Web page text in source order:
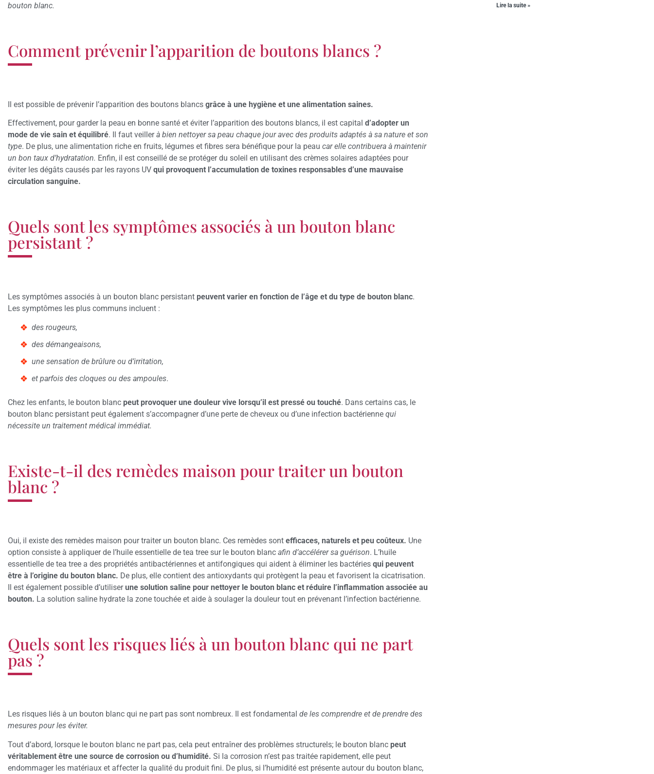
bouton blanc.
Comment prévenir l’apparition de boutons blancs ?
Il est possible de prévenir l’apparition des boutons blancs grâce à une hygiène et une alimentation saines.
Effectivement, pour garder la peau en bonne santé et éviter l’apparition des boutons blancs, il est capital d’adopter un
mode de vie sain et équilibré. Il faut veillerà bien nettoyer sa peau chaque jour avec des produits adaptés à sa nature et son
type. De plus, une alimentation riche en fruits, légumes et fibres sera bénéfique pour la peau car elle contribuera à maintenir
un bon taux d’hydratation. Enfin, il est conseillé de se protéger du soleil en utilisant des crèmes solaires adaptées pour
éviter les dégâts causés par les rayons UV qui provoquent l’accumulation de toxines responsables d’une mauvaise
circulation sanguine.
Quels sont les symptômes associés à un bouton blanc
persistant ?
Les symptômes associés à un bouton blanc persistant peuvent varier en fonction de l’âge et du type de bouton blanc.
Les symptômes les plus communs incluent :
des rougeurs,
des démangeaisons,
une sensation de brûlure ou d’irritation,
et parfois des cloques ou des ampoules.
Chez les enfants, le bouton blanc peut provoquer une douleur vive lorsqu’il est pressé ou touché. Dans certains cas, le
bouton blanc persistant peut également s’accompagner d’une perte de cheveux ou d’une infection bactérienne qui
nécessite un traitement médical immédiat.
Existe-t-il des remèdes maison pour traiter un bouton
blanc ?
Oui, il existe des remèdes maison pour traiter un bouton blanc. Ces remèdes sont efficaces, naturels et peu coûteux. Une
option consiste à appliquer de l’huile essentielle de tea tree sur le bouton blanc afin d’accélérer sa guérison. L’huile
essentielle de tea tree a des propriétés antibactériennes et antifongiques qui aident à éliminer les bactéries qui peuvent
être à l’origine du bouton blanc. De plus, elle contient des antioxydants qui protègent la peau et favorisent la cicatrisation.
Il est également possible d’utiliserune solution saline pour nettoyer le bouton blanc et réduire l’inflammation associée au
bouton. La solution saline hydrate la zone touchée et aide à soulager la douleur tout en prévenant l’infection bactérienne.
Quels sont les risques liés à un bouton blanc qui ne part
pas ?
Les risques liés à un bouton blanc qui ne part pas sont nombreux. Il est fondamental de les comprendre et de prendre des
mesures pour les éviter.
Tout d’abord, lorsque le bouton blanc ne part pas, cela peut entraîner des problèmes structurels; le bouton blanc peut
véritablement être une source de corrosion ou d’humidité. Si la corrosion n’est pas traitée rapidement, elle peut
endommager les matériaux et affecter la qualité du produit fini. De plus, si l’humidité est présente autour du bouton blanc,
Lire la suite »